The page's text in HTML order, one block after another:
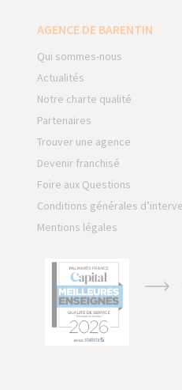
AGENCE DE BARENTIN
Qui sommes-nous
Actualités
Notre charte qualité
Partenaires
Trouver une agence
Devenir franchisé
Foire aux Questions
Conditions générales
Mentions légales